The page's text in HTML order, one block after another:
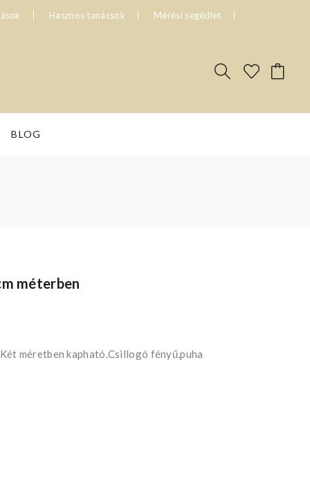
Hasznos tanácsok Mérési segédlet
BLOG
méterben
méretben kapható.Csillogó fényű,puha